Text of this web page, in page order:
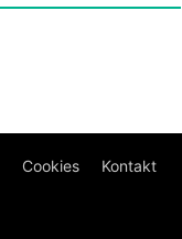
Cookies Kontakt